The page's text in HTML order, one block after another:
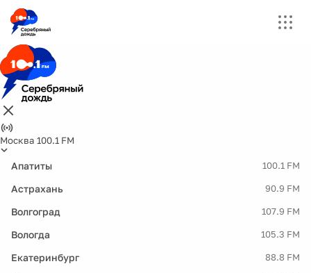
Москва 100.1 FM
Апатиты 100.1 FM
Астрахань 90.9 FM
Волгоград 107.9 FM
Вологда 105.3 FM
Екатеринбург 88.8 FM